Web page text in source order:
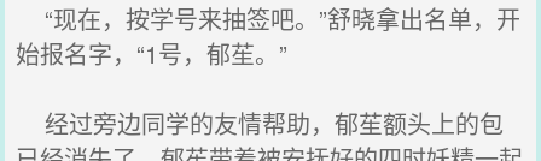
“现在，按学号来抽签吧。”舒晓拿出名单，开
始报名字，“1号，郁苼。”
经过旁边同学的友情帮助，郁苼额头上的包